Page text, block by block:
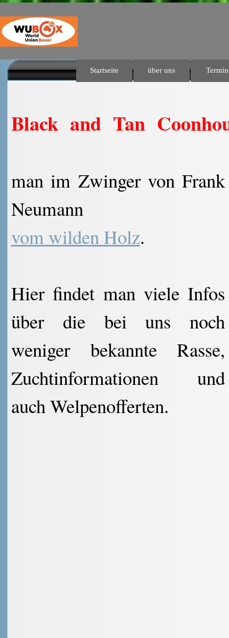
Direkt zum Seiteninhalt
Startseite über uns
Black and Tan
man im Zwinger von Frank
Neumann
vom wilden Holz.
Hier findet man viele Infos
über die bei uns noch
weniger bekannte Rasse,
Zuchtinformationen und
auch Welpenofferten.